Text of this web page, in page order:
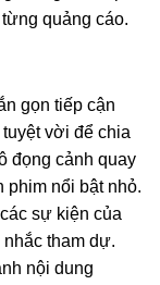
quảng cáo.
gọn tiếp cận
vời để chia
đọng cảnh quay
phim nổi bật nhỏ.
sự kiện của
tham dự.
nội dung